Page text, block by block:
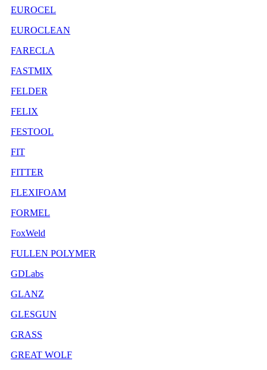
EUROCEL
EUROCLEAN
FARECLA
FASTMIX
FELDER
FELIX
FESTOOL
FIT
FITTER
FLEXIFOAM
FORMEL
FoxWeld
FULLEN POLYMER
GDLabs
GLANZ
GLESGUN
GRASS
GREAT WOLF